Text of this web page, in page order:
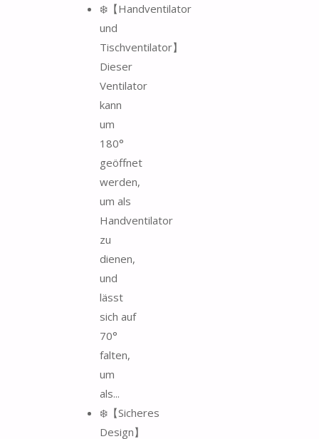
❄️【Handventilator
und
Tischventilator】
Dieser
Ventilator
kann
um
180°
geöffnet
werden,
um als
Handventilator
zu
dienen,
und
lässt
sich auf
70°
falten,
um
als...
❄️【Sicheres
Design】